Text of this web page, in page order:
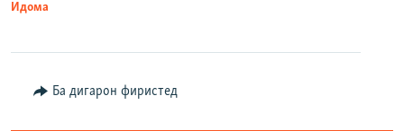
Идома
Ба дигарон фиристед